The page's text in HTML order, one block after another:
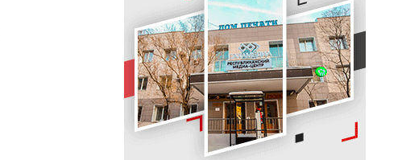
вернется в Якутию в
выходные
12:07
Якутские танцоры завоевали
призовые места на
международных турнирах в
Китае
Главный инженер «Прометея»
Анна Грачева: 40 лет на